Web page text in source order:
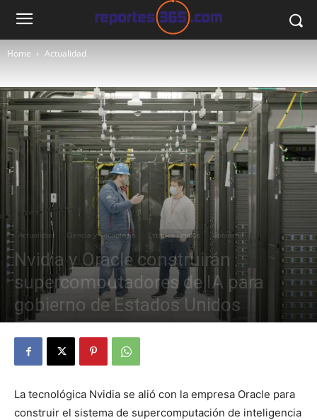
Home Actualidad
Actualidad Ciencia y Tecnología Estados Unidos Gobierno
Nvidia y Oracle construirán
supercomputadores de IA para
gobierno de Estados Unidos
La tecnológica Nvidia se alió con la empresa Oracle para
construir el sistema de supercomputación de inteligencia